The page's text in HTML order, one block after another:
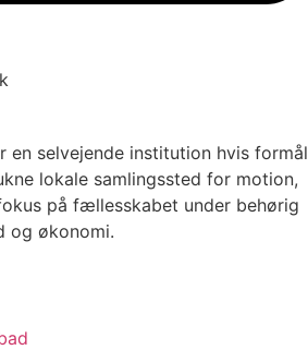
en selvejende institution hvis formål
lokale samlingssted for motion,
på fællesskabet under behørig
og økonomi.